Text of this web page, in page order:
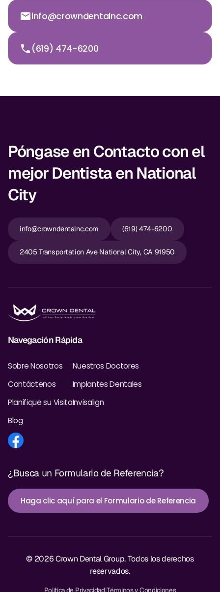
info@crowndentalnc.com
(619) 474-6200
Póngase en Contacto con el
mejor Dentista en National
City
info@crowndentalnc.com (619) 474-6200
2405 Transportation Ave National City, CA 91950
Navegación Rápida
Sobre Nosotros
Contáctenos
Planifique su Visita
Blog
Nuestros Doctores
Implantes Dentales
Invisalign
¿Busca un Formulario de Referencia?
Haga clic aquí para el Formulario de Referencia
© 2026 Crown Dental Group. Todos los derechos
reservados.
Política de Privacidad|Términos y Condiciones